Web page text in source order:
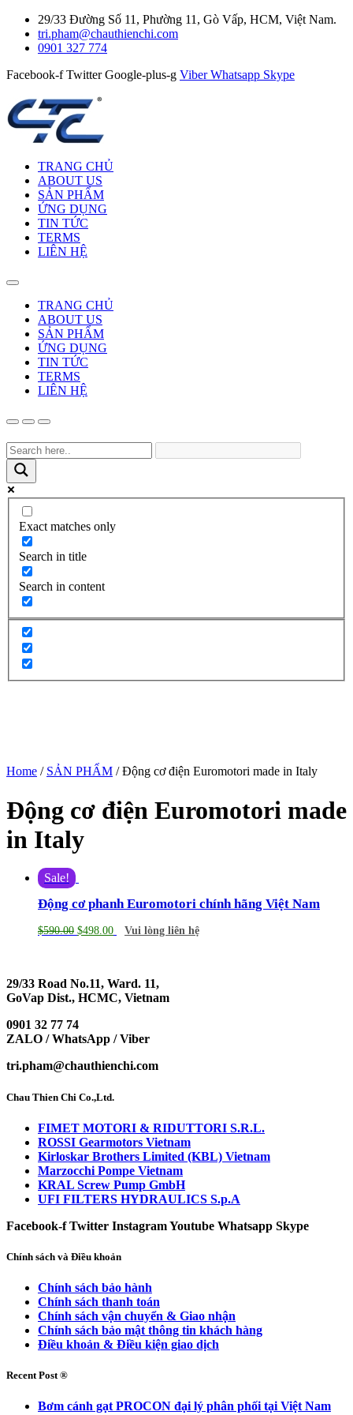
29/33 Đường Số 11, Phường 11, Gò Vấp, HCM, Việt Nam.
tri.pham@chauthienchi.com
0901 327 774
Facebook-f Twitter Google-plus-g Viber Whatsapp Skype
TRANG CHỦ
ABOUT US
SẢN PHẨM
ỨNG DỤNG
TIN TỨC
TERMS
LIÊN HỆ
TRANG CHỦ
ABOUT US
SẢN PHẨM
ỨNG DỤNG
TIN TỨC
TERMS
LIÊN HỆ
Exact matches only
Search in title
Search in content
Home / SẢN PHẨM / Động cơ điện Euromotori made in Italy
Động cơ điện Euromotori made
in Italy
Sale!
Động cơ phanh Euromotori chính hãng Việt Nam
$590.00 $498.00 Vui lòng liên hệ
29/33 Road No.11, Ward. 11,
GoVap Dist., HCMC, Vietnam
0901 32 77 74
ZALO / WhatsApp / Viber
tri.pham@chauthienchi.com
Chau Thien Chi Co.,Ltd.
FIMET MOTORI & RIDUTTORI S.R.L.
ROSSI Gearmotors Vietnam
Kirloskar Brothers Limited (KBL) Vietnam
Marzocchi Pompe Vietnam
KRAL Screw Pump GmbH
UFI FILTERS HYDRAULICS S.p.A
Facebook-f Twitter InstagramYoutube Whatsapp Skype
Chính sách và Điều khoản
Chính sách bảo hành
Chính sách thanh toán
Chính sách vận chuyển & Giao nhận
Chính sách bảo mật thông tin khách hàng
Điều khoản & Điều kiện giao dịch
Recent Post ®
Bơm cánh gạt PROCON đại lý phân phối tại Việt Nam